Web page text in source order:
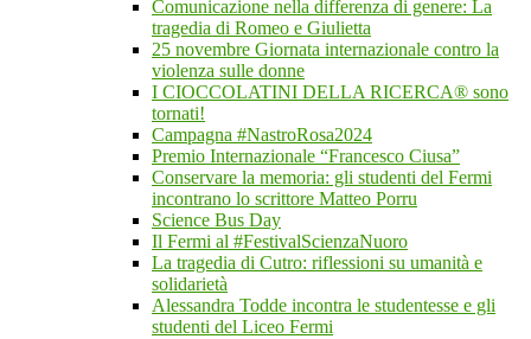
Comunicazione nella differenza di genere: La
tragedia di Romeo e Giulietta
25 novembre Giornata internazionale contro la
violenza sulle donne
I CIOCCOLATINI DELLA RICERCA® sono
tornati!
Campagna #NastroRosa2024
Premio Internazionale “Francesco Ciusa”
Conservare la memoria: gli studenti del Fermi
incontrano lo scrittore Matteo Porru
Science Bus Day
Il Fermi al #FestivalScienzaNuoro
La tragedia di Cutro: riflessioni su umanità e
solidarietà
Alessandra Todde incontra le studentesse e gli
studenti del Liceo Fermi